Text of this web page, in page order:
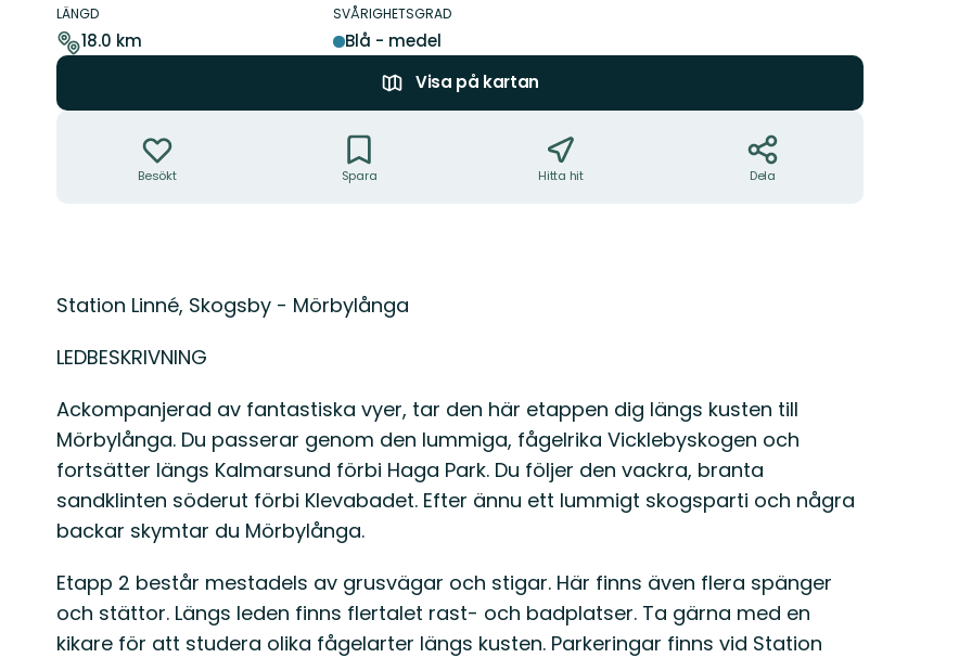
om
leden
LÄNGD
18.0 km
SVÅRIGHETSGRAD
Blå - medel
Visa på kartan
Besökt Spara Hitta hit Dela
Beskrivning
Station Linné, Skogsby - Mörbylånga
LEDBESKRIVNING
Ackompanjerad av fantastiska vyer, tar den här etappen dig längs kusten till
Mörbylånga. Du passerar genom den lummiga, fågelrika Vicklebyskogen och
fortsätter längs Kalmarsund förbi Haga Park. Du följer den vackra, branta
sandklinten söderut förbi Klevabadet. Efter ännu ett lummigt skogsparti och några
backar skymtar du Mörbylånga.
Etapp 2 består mestadels av grusvägar och stigar. Här finns även flera spänger
och stättor. Längs leden finns flertalet rast- och badplatser. Ta gärna med en
kikare för att studera olika fågelarter längs kusten. Parkeringar finns vid Station